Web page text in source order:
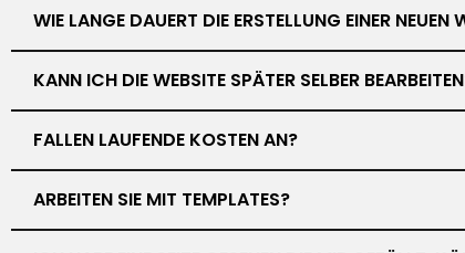
WIE LANGE DAUERT DIE ERSTELLUNG EINER NEUEN
KANN ICH DIE WEBSITE SPÄTER SELBER
FALLEN LAUFENDE KOSTEN AN?
ARBEITEN SIE MIT TEMPLATES?